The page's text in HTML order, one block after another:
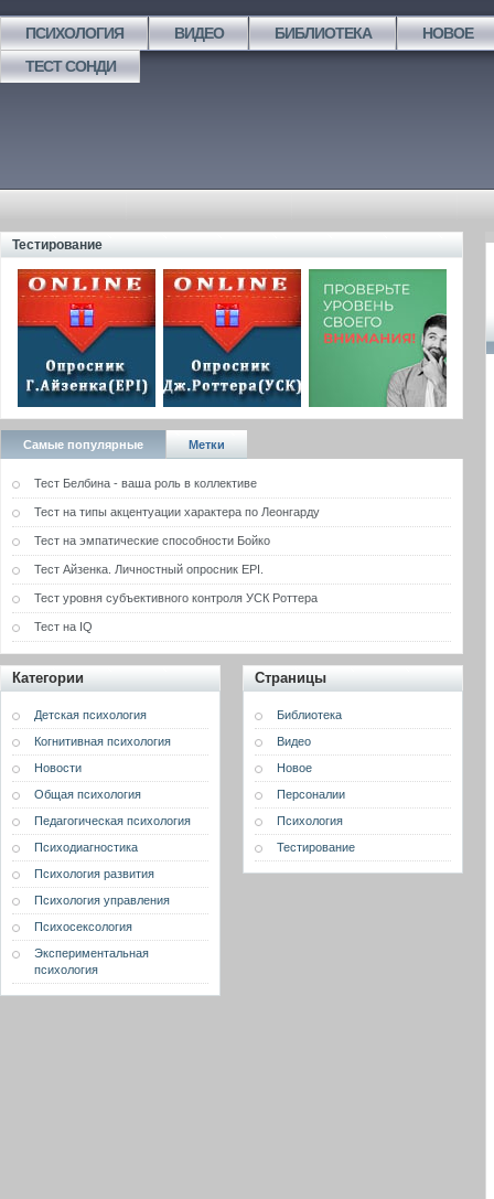
ПСИХОЛОГИЯ ВИДЕО БИБЛИОТЕКА
НОВОЕ
ТЕСТ СОНДИ
Тестирование
Самые популярные Метки
Тест Белбина - ваша роль в коллективе
Тест на типы акцентуации характера по Леонгарду
Тест на эмпатические способности Бойко
Тест Айзенка. Личностный опросник EPI.
Тест уровня субъективного контроля УСК Роттера
Тест на IQ
Категории
Детская психология
Когнитивная психология
Новости
Общая психология
Педагогическая психология
Психодиагностика
Психология развития
Психология управления
Психосексология
Экспериментальная
психология
Страницы
Библиотека
Видео
Новое
Персоналии
Психология
Тестирование